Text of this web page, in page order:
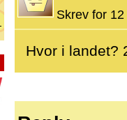
Skrev for
Hvor i landet?